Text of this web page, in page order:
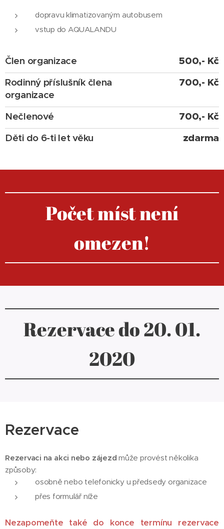
dopravu klimatizovaným autobusem
vstup do AQUALANDU
Člen organizace 500,- Kč
Rodinný příslušník člena
organizace
700,- Kč
Nečlenové 700,- Kč
Děti do 6-ti let věku zdarma
Počet míst není
omezen!
Rezervace do 20. 01.
2020
Rezervace
Rezervaci na akci nebo zájezd může provést několika
způsoby:
osobně nebo telefonicky u předsedy organizace
přes formulář níže
Nezapomeňte také do konce termínu rezervace